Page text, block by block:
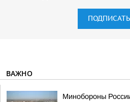
ВАЖНО
Минобороны